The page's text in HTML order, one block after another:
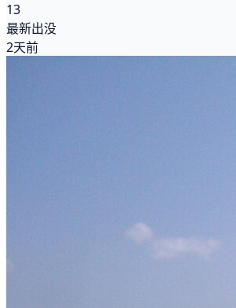
13
最新出没
2天前